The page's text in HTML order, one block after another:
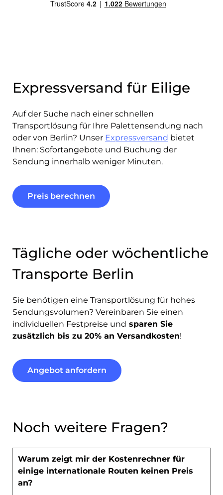
Expressversand für Eilige
Auf der Suche nach einer schnellen
Transportlösung für Ihre Palettensendung nach
oder von Berlin? Unser Expressversand bietet
Ihnen: Sofortangebote und Buchung der
Sendung innerhalb weniger Minuten.
Preis berechnen
Tägliche oder wöchentliche
Transporte Berlin
Sie benötigen eine Transportlösung für hohes
Sendungsvolumen? Vereinbaren Sie einen
individuellen Festpreise und sparen Sie
zusätzlich bis zu 20% an Versandkosten!
Angebot anfordern
Noch weitere Fragen?
Warum zeigt mir der Kostenrechner für
einige internationale Routen keinen Preis
an?